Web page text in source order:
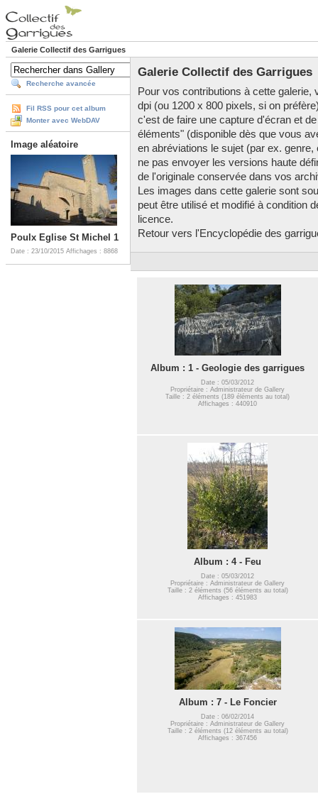
Galerie Collectif des Garrigues
Recherche avancée
Fil RSS pour cet album
Monter avec WebDAV
Image aléatoire
Poulx Eglise St Michel 1
Date : 23/10/2015 Affichages : 8868
Galerie Collectif des Garrigues
Pour vos contributions à cette
dpi (ou 1200 x 800 pixels, si on
c'est de faire une capture d'écran et
éléments" (disponible dès que vous
en abréviations le sujet (par ex.
ne pas envoyer les versions haute
de l'originale conservée dans vos
Les images dans cette galerie sont
peut être utilisé et modifié à condition
licence.
Retour vers l'Encyclopédie des
Album : 1 - Geologie des garrigues
Date : 05/03/2012
Propriétaire : Administrateur de Gallery
Taille : 2 éléments (189 éléments au total)
Affichages : 440910
Album : 4 - Feu
Date : 05/03/2012
Propriétaire : Administrateur de Gallery
Taille : 2 éléments (56 éléments au total)
Affichages : 451983
Album : 7 - Le Foncier
Date : 06/02/2014
Propriétaire : Administrateur de Gallery
Taille : 2 éléments (12 éléments au total)
Affichages : 367456